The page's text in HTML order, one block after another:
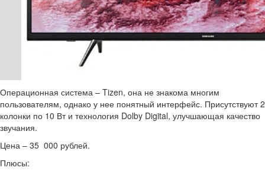
Операционная система – Tizen, она не знакома многим
пользователям, однако у нее понятный интерфейс. Присутствуют 2
колонки по 10 Вт и технология Dolby Digital, улучшающая качество
звучания.
Цена – 35 000 рублей.
Плюсы: